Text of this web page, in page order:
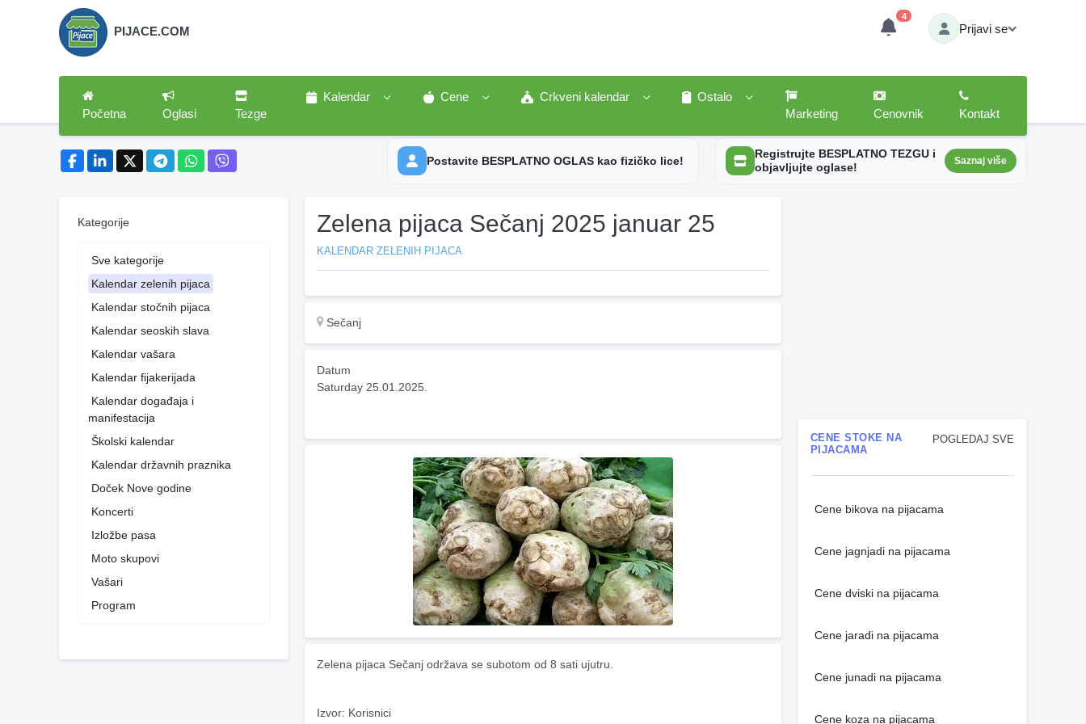
PIJACE.COM
4
Prijavi se
Početna Oglasi Tezge
Kalendar Cene Crkveni kalendar
Ostalo
Marketing
Cenovnik Kontakt
Postavite BESPLATNO OGLAS kao fizičko lice!
Registrujte BESPLATNO TEZGU i
objavljujte oglase!
Saznaj više
Kategorije
Sve kategorije
Kalendar zelenih pijaca
Kalendar stočnih pijaca
Kalendar seoskih slava
Kalendar vašara
Kalendar fijakerijada
Kalendar događaja i
manifestacija
Školski kalendar
Kalendar državnih praznika
Doček Nove godine
Koncerti
Izložbe pasa
Moto skupovi
Vašari
Program
Zelena pijaca Sečanj 2025 januar 25
KALENDAR ZELENIH PIJACA
Sečanj
Datum
Saturday 25.01.2025.
Zelena pijaca Sečanj održava se subotom od 8 sati ujutru.
Izvor: Korisnici
POGLEDAJ SVE
CENE STOKE NA
PIJACAMA
Cene bikova na pijacama
Cene jagnjadi na pijacama
Cene dviski na pijacama
Cene jaradi na pijacama
Cene junadi na pijacama
Cene koza na pijacama